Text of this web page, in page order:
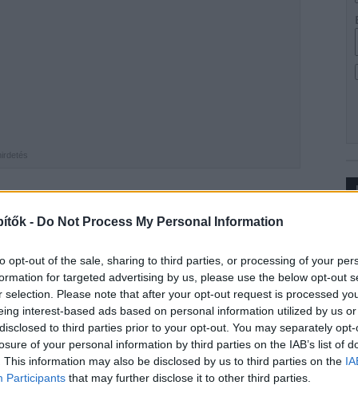
- Do Not Process My Personal Information
opt-out of the sale, sharing to third parties, or processing of your
for targeted advertising by us, please use the below opt-out
selection. Please note that after your opt-out request is processed
interest-based ads based on personal information utilized by us
to third parties prior to your opt-out. You may separately
of your personal information by third parties on the IAB’s list of
This information may also be disclosed by us to third parties on the
Participants that may further disclose it to other third parties.
az M44-es gyorsforgalmi út új, tiszaugi hídjának
Az M44-es út Lakitelek és Tiszakürt közötti
Fejlesztő Zrt. (NIF)
beruházásában és a
Aszfalt Zrt. fővállalkozásában, azA-Híd Zrt.
részeként azUvaterv Zrt.tervei alapján
zsaluzatát aPERItermékeiből állították